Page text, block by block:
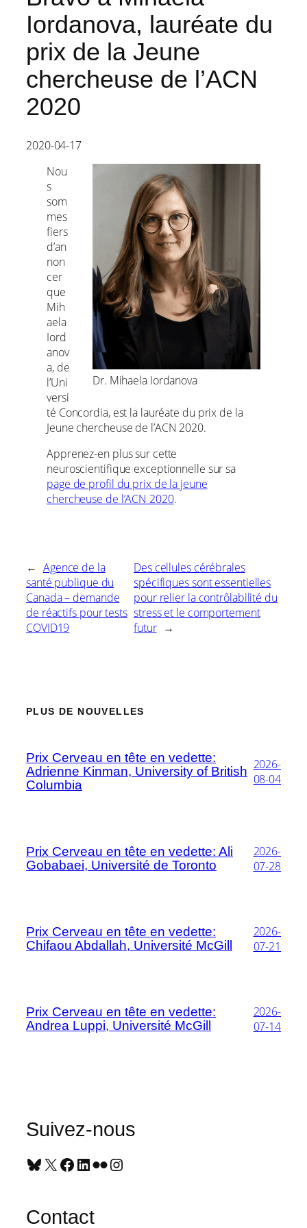
Iordanova, lauréate du
prix de la Jeune
chercheuse de l’ACN
2020
2020-04-17
Dr. Mihaela Iordanova
Nou
s
som
mes
fiers
d’an
non
cer
que
Mih
aela
Iord
anov
a, de
l’Uni
versi
té Concordia, est la lauréate du prix de la
Jeune chercheuse de l’ACN 2020.
Apprenez-en plus sur cette
neuroscientifique exceptionnelle sur sa
page de profil du prix de la jeune
chercheuse de l’ACN 2020.
← Agence de la
santé publique du
Canada – demande
de réactifs pour tests
COVID19
Des cellules cérébrales
spécifiques sont essentielles
pour relier la contrôlabilité du
stress et le comportement
futur →
PLUS DE NOUVELLES
Prix Cerveau en tête en vedette:
Adrienne Kinman, University of British
Columbia
2026-
08-04
Prix Cerveau en tête en vedette: Ali
Gobabaei, Université de Toronto
2026-
07-28
Prix Cerveau en tête en vedette:
Chifaou Abdallah, Université McGill
2026-
07-21
Prix Cerveau en tête en vedette:
Andrea Luppi, Université McGill
2026-
07-14
Suivez-nous
Bluesky X Facebook LinkedIn Flickr Instagram
Contact